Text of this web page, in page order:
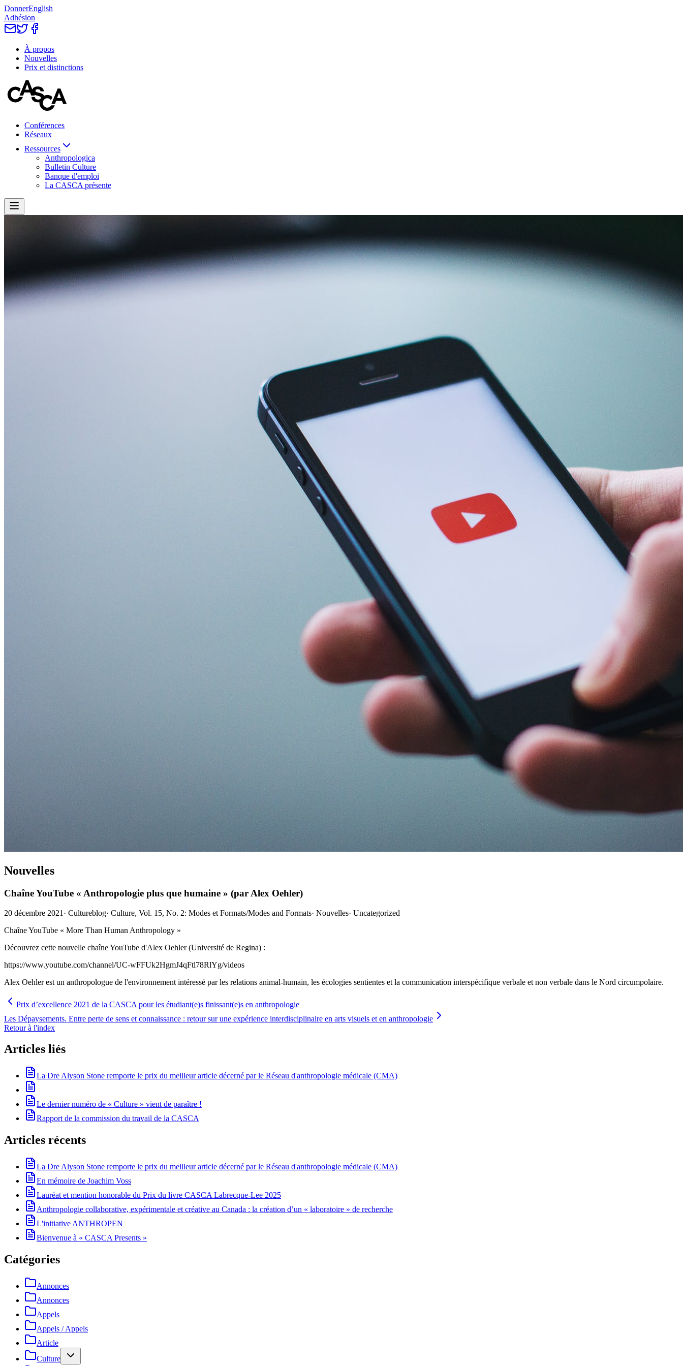
DonnerEnglish
Adhésion
À propos
Nouvelles
Prix et distinctions
Conférences
Réseaux
Ressources
Anthropologica
Bulletin Culture
Banque d'emploi
La CASCA présente
Nouvelles
Chaîne YouTube « Anthropologie plus que humaine » (par Alex Oehler)
20 décembre 2021 · Cultureblog· Culture, Vol. 15, No. 2: Modes et Formats/Modes and Formats· Nouvelles· Uncategorized
Chaîne YouTube « More Than Human Anthropology »
Découvrez cette nouvelle chaîne YouTube d'Alex Oehler (Université de Regina) :
https://www.youtube.com/channel/UC-wFFUk2HgmJ4qFtl78RlYg/videos
Alex Oehler est un anthropologue de l'environnement intéressé par les relations animal‑humain, les écologies sentientes et la communication interspécifique verbale et non verbale dans le Nord circumpolaire.
Prix d’excellence 2021 de la CASCA pour les étudiant(e)s finissant(e)s en anthropologie
Les Dépaysements. Entre perte de sens et connaissance : retour sur une expérience interdisciplinaire en arts visuels et en anthropologie
Retour à l'index
Articles liés
La Dre Alyson Stone remporte le prix du meilleur article décerné par le Réseau d'anthropologie médicale (CMA)
Le dernier numéro de « Culture » vient de paraître !
Rapport de la commission du travail de la CASCA
Articles récents
La Dre Alyson Stone remporte le prix du meilleur article décerné par le Réseau d'anthropologie médicale (CMA)
En mémoire de Joachim Voss
Lauréat et mention honorable du Prix du livre CASCA Labrecque-Lee 2025
Anthropologie collaborative, expérimentale et créative au Canada : la création d’un « laboratoire » de recherche
L'initiative ANTHROPEN
Bienvenue à « CASCA Presents »
Catégories
Annonces
Annonces
Appels
Appels / Appels
Article
Culture